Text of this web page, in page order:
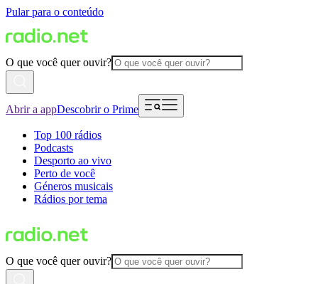
Pular para o conteúdo
O que você quer ouvir?
Abrir a appDescobrir o Prime
Top 100 rádios
Podcasts
Desporto ao vivo
Perto de você
Géneros musicais
Rádios por tema
O que você quer ouvir?